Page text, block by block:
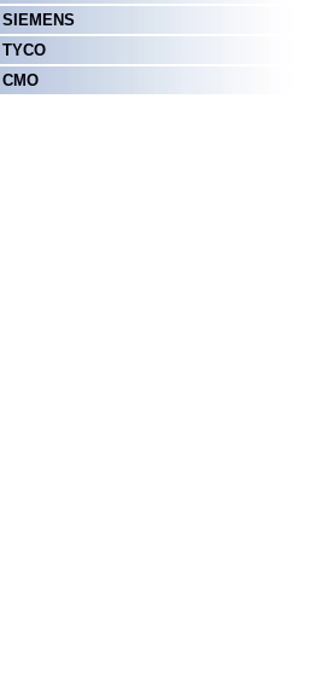
SIEMENS
TYCO
СМО